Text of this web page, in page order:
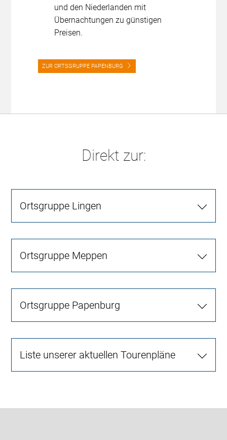
und den Niederlanden mit
Übernachtungen zu günstigen
Preisen.
ZUR ORTSGRUPPE PAPENBURG
Direkt zur:
Ortsgruppe Lingen
Ortsgruppe Meppen
Ortsgruppe Papenburg
Liste unserer aktuellen Tourenpläne